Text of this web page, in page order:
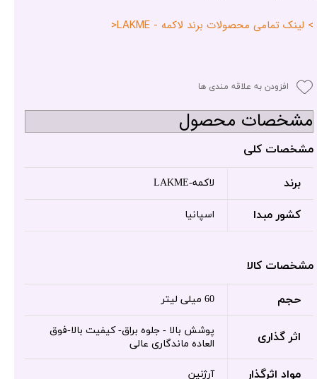
> لینک تمامی محصولات برند لاکمه - LAKME<
افزودن به علاقه مندی ها
مشخصات محصول
مشخصات کلی
برند لاکمه-LAKME
کشور مبدا اسپانیا
مشخصات کالا
حجم 60 میلی لیتر
اثر گذاری
پوشش بالا - جلوه براق- کیفیت بالا-فوق
العاده ماندگاری عالی
مواد اثرگذار آرژنین